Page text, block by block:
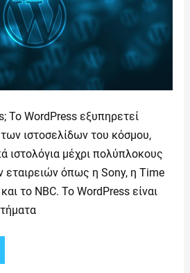
Το WordPress εξυπηρετεί
ιστοσελίδων του κόσμου,
ιστολόγια μέχρι πολύπλοκους
εταιρειών όπως η Sony, η Time
το NBC. Το WordPress είναι